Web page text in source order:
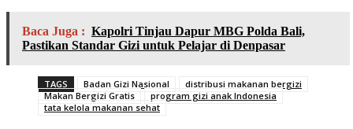
Baca Juga : Kapolri Tinjau Dapur MBG Polda Bali,
Pastikan Standar Gizi untuk Pelajar di Denpasar
TAGS Badan Gizi Nasional
distribusi makanan bergizi
Makan Bergizi Gratis
program gizi anak Indonesia
tata kelola makanan sehat